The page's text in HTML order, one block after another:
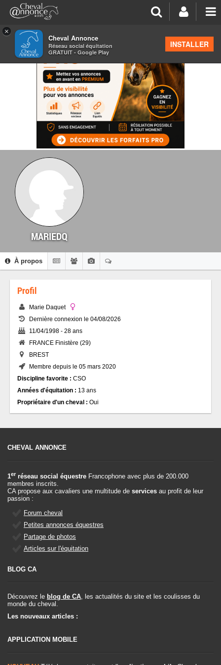
×
Cheval Annonce
Réseau social équitation
GRATUIT - Google Play
INSTALLER
MARIEDQ
À propos
Profil
Marie Daquet
Dernière connexion le 04/08/2026
11/04/1998 - 28 ans
FRANCE Finistère (29)
BREST
Membre depuis le 05 mars 2020
Discipline favorite : CSO
Années d'équitation : 13 ans
Propriétaire d'un cheval : Oui
CHEVAL ANNONCE
1er réseau social équestre Francophone avec plus de 200.000
membres inscrits.
CA propose aux cavaliers une multitude de services au profit de leur
passion :
Forum cheval
Petites annonces équestres
Partage de photos
Articles sur l'équitation
BLOG CA
Découvrez le blog de CA, les actualités du site et les coulisses du
monde du cheval.
Les nouveaux articles :
APPLICATION MOBILE